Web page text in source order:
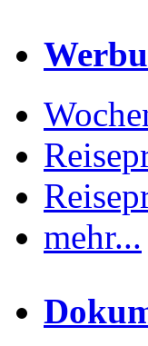
mehr...